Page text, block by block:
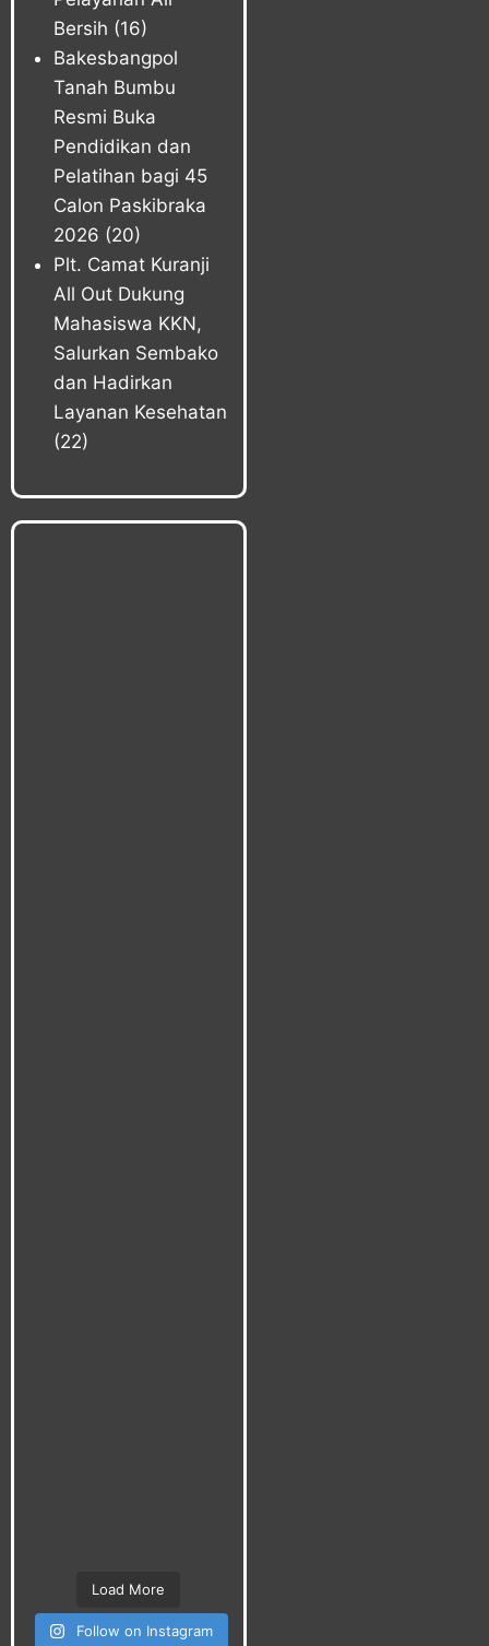
Bersih (16)
Bakesbangpol
Tanah Bumbu
Resmi Buka
Pendidikan dan
Pelatihan bagi 45
Calon Paskibraka
2026 (20)
Plt. Camat Kuranji
All Out Dukung
Mahasiswa KKN,
Salurkan Sembako
dan Hadirkan
Layanan Kesehatan
(22)
Load More
Follow on Instagram